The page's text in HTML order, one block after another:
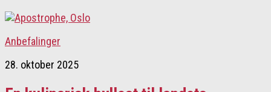
Anbefalinger
28. oktober 2025